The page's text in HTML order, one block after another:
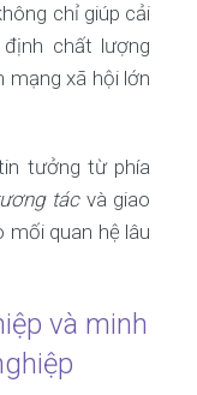
chỉ giúp cải
chất lượng
mạng xã hội lớn
tưởng từ phía
tácvà giao
mối quan hệ lâu
và minh